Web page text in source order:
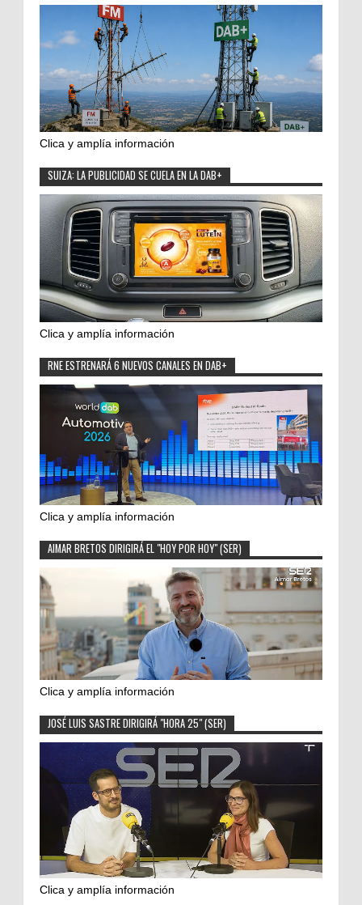
Clica y amplía información
SUIZA: LA PUBLICIDAD SE CUELA EN LA DAB+
Clica y amplía información
RNE ESTRENARÁ 6 NUEVOS CANALES EN DAB+
Clica y amplía información
AIMAR BRETOS DIRIGIRÁ EL "HOY POR HOY" (SER)
Clica y amplía información
JOSÉ LUIS SASTRE DIRIGIRÁ "HORA 25" (SER)
Clica y amplía información